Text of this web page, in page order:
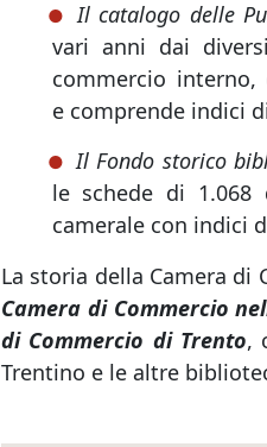
Il catalogo delle
vari anni dai
commercio
e comprende indici
Il Fondo storico
le schede di 1.068
camerale con indici
La storia della Camera
Camera di Commercio
di Commercio di Trento,
Trentino e le altre